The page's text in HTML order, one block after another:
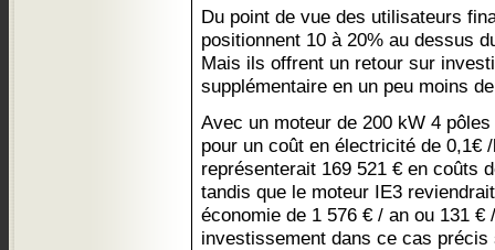
Du point de vue des utilisateurs
positionnent 10 à 20% au dessus
Mais ils offrent un retour sur
supplémentaire en un peu moins
Avec un moteur de 200 kW 4
pour un coût en électricité de 0,1€
représenterait 169 521 € en coûts
tandis que le moteur IE3
économie de 1 576 € / an ou 131
investissement dans ce cas